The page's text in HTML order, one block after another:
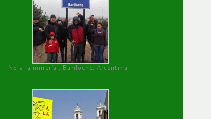
No a la minería , Bariloche, Argentina